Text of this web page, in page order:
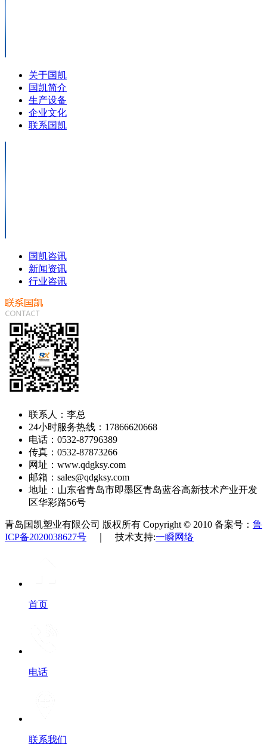
关于国凯
国凯简介
生产设备
企业文化
联系国凯
国凯咨讯
新闻资讯
行业咨讯
联系人：李总
24小时服务热线：17866620668
电话：0532-87796389
传真：0532-87873266
网址：www.qdgksy.com
邮箱：sales@qdgksy.com
地址：山东省青岛市即墨区青岛蓝谷高新技术产业开发
区华彩路56号
青岛国凯塑业有限公司 版权所有 Copyright © 2010 备案号： 鲁
ICP备2020038627号 ｜ 技术支持:一瞬网络
首页
电话
联系我们